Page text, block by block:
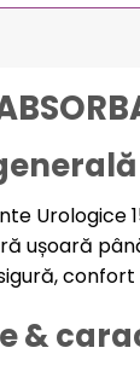
ușoară
confort
&